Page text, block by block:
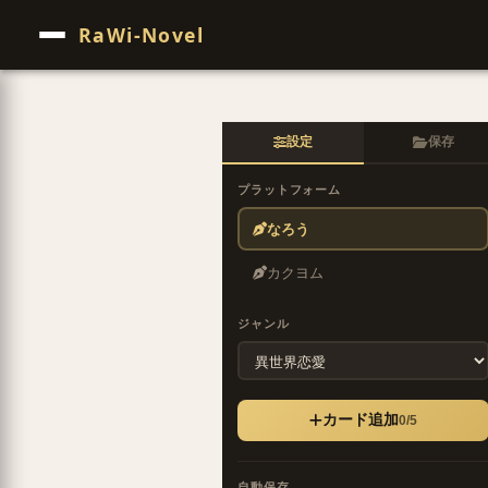
RaWi-Novel
設定 保存
プラットフォーム
なろう
カクヨム
ジャンル
カード追加0/5